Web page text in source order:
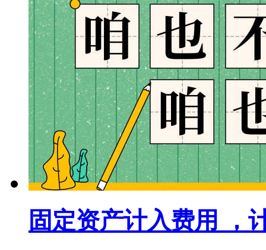
固定资产计入费用 ，